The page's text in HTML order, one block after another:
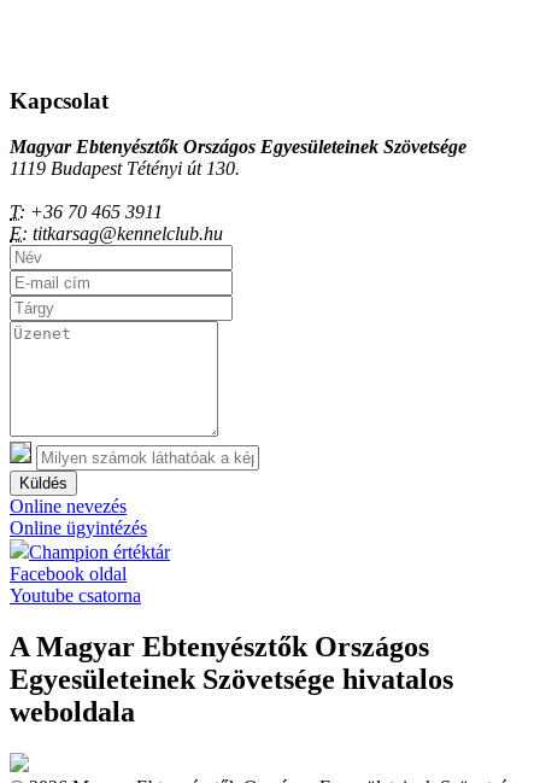
Kapcsolat
Magyar Ebtenyésztők Országos Egyesületeinek Szövetsége
1119 Budapest Tétényi út 130.
T: +36 70 465 3911
E: titkarsag@kennelclub.hu
Küldés
Online nevezés
Online ügyintézés
Champion értéktár
Facebook oldal
Youtube csatorna
A Magyar Ebtenyésztők Országos
Egyesületeinek Szövetsége hivatalos
weboldala